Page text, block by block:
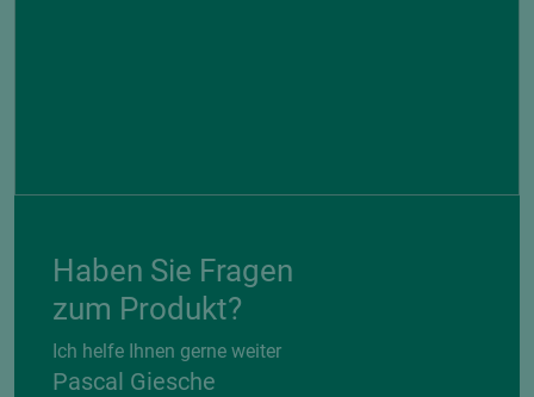
Haben Sie Fragen
zum Produkt?
Ich helfe Ihnen gerne weiter
Pascal Giesche